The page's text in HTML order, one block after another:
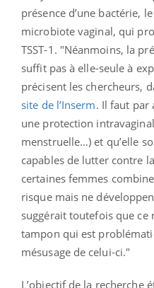
présence d’une bactérie, le
microbiote vaginal, qui
TSST-1. "Néanmoins, la
suffit pas à elle-seule à
précisent les chercheurs,
site de l’Inserm. Il faut par
une protection
menstruelle…) et qu’elle
capables de lutter contre
certaines femmes
risque mais ne
suggérait toutefois que ce
tampon qui est
mésusage de celui-ci."
L’objectif de la recherche